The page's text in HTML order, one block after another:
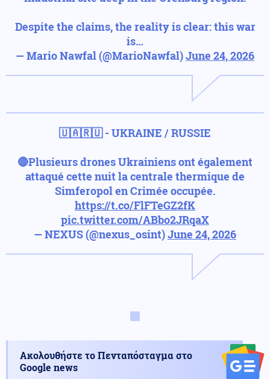
Despite the claims, the reality is clear: this war
is…
— Mario Nawfal (@MarioNawfal)June 24, 2026
🇺🇦🇷🇺 - UKRAINE / RUSSIE
🔴Plusieurs drones Ukrainiens ont également
attaqué cette nuit la centrale thermique de
Simferopol en Crimée occupée.
https://t.co/FlFTeGZ2fK
pic.twitter.com/ABbo2JRqaX
— NEXUS (@nexus_osint)June 24, 2026
Ακολουθήστε το Πενταπόσταγμα στο
Google news